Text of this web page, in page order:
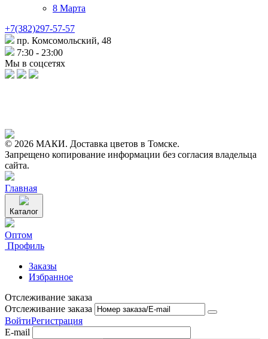
8 Марта
+7(382)297-57-57
пр. Комсомольский, 48
7:30 - 23:00
Мы в соцсетях
© 2026 МАКИ. Доставка цветов в Томске.
Запрещено копирование информации без согласия владельца
сайта.
Главная
Каталог
Оптом
Профиль
Заказы
Избранное
Отслеживание заказа
Отслеживание заказа
ВойтиРегистрация
E-mail